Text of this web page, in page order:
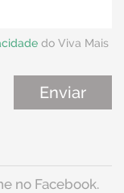
do Viva Mais
no Facebook.